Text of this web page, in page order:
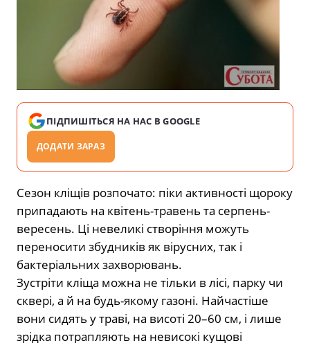
ПІДПИШІТЬСЯ НА НАС В GOOGLE
ДОДАТИ ЗАРАЗ
Сезон кліщів розпочато: піки активності щороку
припадають на квітень-травень та серпень-
вересень. Ці невеликі створіння можуть
переносити збудників як вірусних, так і
бактеріальних захворювань.
Зустріти кліща можна не тільки в лісі, парку чи
сквері, а й на будь-якому газоні. Найчастіше
вони сидять у траві, на висоті 20–60 см, і лише
зрідка потрапляють на невисокі кущові